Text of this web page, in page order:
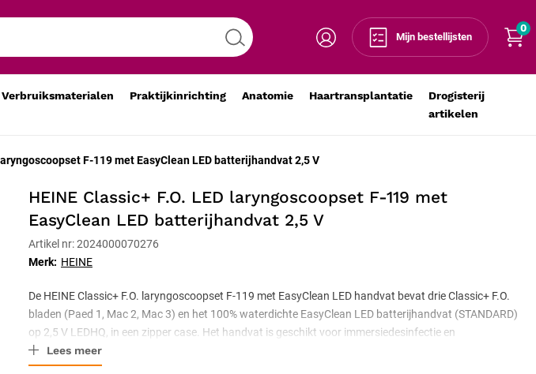
Mijn bestellijsten
0
Verbruiksmaterialen Praktijkinrichting Anatomie Haartransplantatie
Drogisterij
artikelen
F-119 met EasyClean LED batterijhandvat 2,5 V
HEINE Classic+ F.O. LED laryngoscoopset F-119 met
EasyClean LED batterijhandvat 2,5 V
- Voeg toe aan winkelmandje
Merk: HEINE
Artikel nr: 2024000070276
De HEINE Classic+ F.O. laryngoscoopset F-119 met EasyClean LED handvat bevat drie Classic+ F.O.
bladen (Paed 1, Mac 2, Mac 3) en het 100% waterdichte EasyClean LED batterijhandvat (STANDARD)
op 2,5 V LEDHQ, in een zipper case. Het handvat is geschikt voor immersiedesinfectie en
autoclaveerbaar.
Lees meer